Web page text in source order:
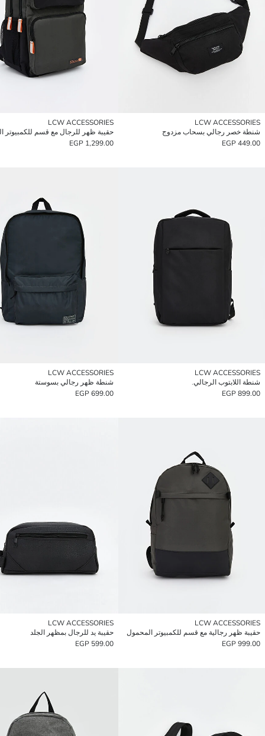
LCW ACCESSORIES
شنطة خصر رجالي بسحاب مزدوج
449.00 EGP
LCW ACCESSORIES
حقيبة ظهر للرجال مع قسم للكمبيوتر
1,299.00 EGP
LCW ACCESSORIES
شنطة اللابتوب الرجالي.
899.00 EGP
LCW ACCESSORIES
شنطة ظهر رجالي بسوستة
699.00 EGP
LCW ACCESSORIES
حقيبة ظهر رجالية مع قسم للكمبيوتر المحمول
999.00 EGP
LCW ACCESSORIES
حقيبة يد للرجال بمظهر الجلد
599.00 EGP